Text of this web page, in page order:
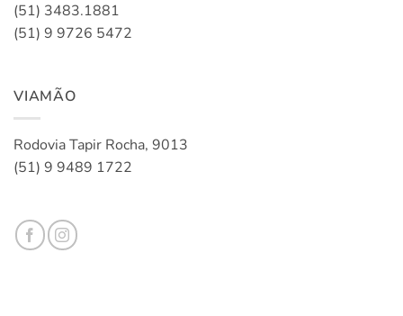
(51) 3483.1881
(51) 9 9726 5472
VIAMÃO
Rodovia Tapir Rocha, 9013
(51) 9 9489 1722